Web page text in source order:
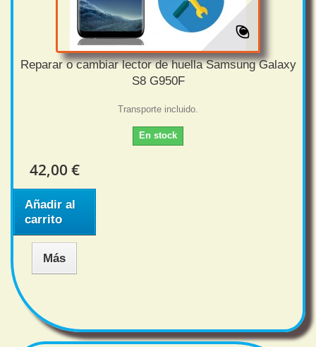
Reparar o cambiar lector de huella Samsung Galaxy
S8 G950F
Transporte incluido.
En stock
42,00 €
Añadir al
carrito
Más